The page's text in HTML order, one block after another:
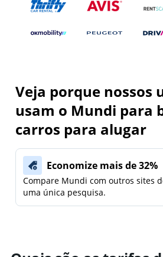
Veja porque nossos
usam o Mundi para
carros para alugar
Economize mais de 32%
Compare Mundi com outros sites
uma única pesquisa.